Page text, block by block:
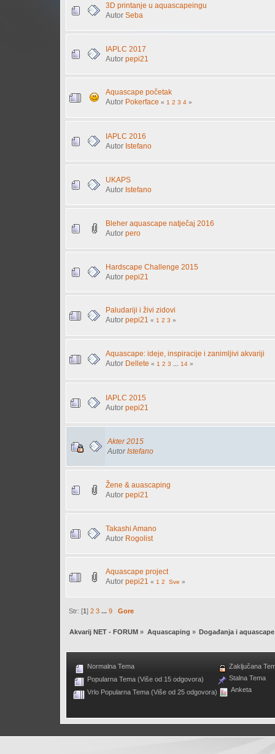
3D printanje u aquascapeingu
Autor Seba
IAPLC 2017
Autor pepi21
Aquascape početak
Autor Pokerface « 1 2 3 4 »
IAPLC 2016
Autor Istefano
UKAPS
Autor Istefano
Bleher aquascape natječaj 2016
Autor pero
Hardscape Challenge 2015
Autor pepi21
Paludariji i živi zidovi
Autor pepi21 « 1 2 3 »
Aquascape: ideje, inspiracije i zanimljivi akvariji
Autor Dellete « 1 2 3 14 »
IAPLC 2015
Autor pepi21
Akter 2015
AutorIstefano
Žene & auascaping
Autor pepi21
Takashi Amano
Autor Rogolist
Aquascape project
Autor pepi21 « 1 2 Sve »
Str: [1]2 3 ...9 Gore
Akvarij NET - FORUM » Aquascaping » Događanja i
Normalna Tema
Popularna Tema (Više od 15 odgovora)
Vrlo Popularna Tema (Više od 25 odgovora)
Zaključana
Stalna Tema
Anketa